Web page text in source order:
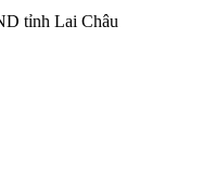
tỉnh Lai Châu